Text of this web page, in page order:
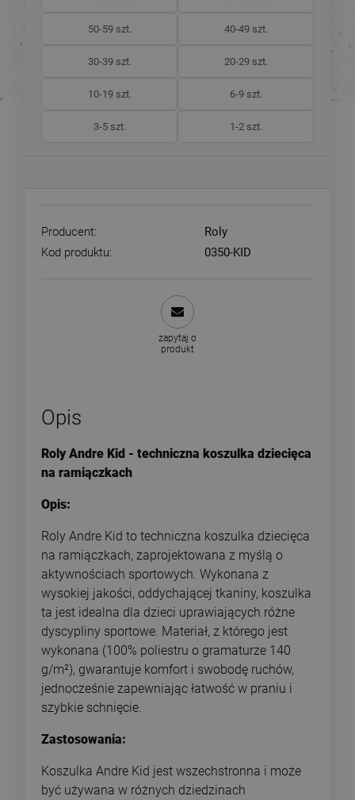
50-59 szt. 40-49 szt.
30-39 szt. 20-29 szt.
10-19 szt. 6-9 szt.
3-5 szt. 1-2 szt.
Producent:
Roly
Kod produktu:
0350-KID
zapytaj o
produkt
Opis
Roly Andre Kid - techniczna koszulka dziecięca
na ramiączkach
Opis:
Roly Andre Kid to techniczna koszulka dziecięca
na ramiączkach, zaprojektowana z myślą o
aktywnościach sportowych. Wykonana z
wysokiej jakości, oddychającej tkaniny, koszulka
ta jest idealna dla dzieci uprawiających różne
dyscypliny sportowe. Materiał, z którego jest
wykonana (100% poliestru o gramaturze 140
g/m²), gwarantuje komfort i swobodę ruchów,
jednocześnie zapewniając łatwość w praniu i
szybkie schnięcie.
Zastosowania:
Koszulka Andre Kid jest wszechstronna i może
być używana w różnych dziedzinach